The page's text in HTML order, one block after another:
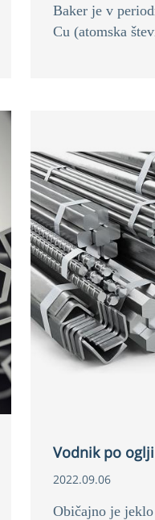
Baker je v
Cu (atomska
Vodnik po
2022.09.06
Običajno je